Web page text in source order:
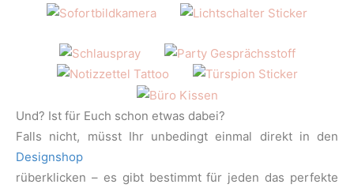
Und? Ist für Euch schon etwas dabei?
Falls nicht, müsst Ihr unbedingt einmal direkt in den
Designshop
rüberklicken – es gibt bestimmt für jeden das perfekte